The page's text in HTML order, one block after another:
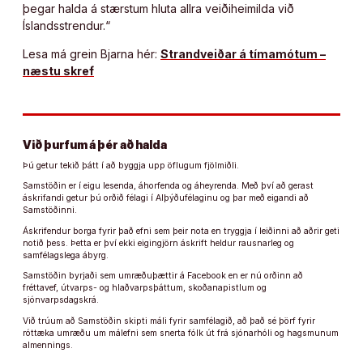
þegar halda á stærstum hluta allra veiðiheimilda við
Íslandsstrendur.“
Lesa má grein Bjarna hér: Strandveiðar á tímamótum –
næstu skref
Við þurfum á þér að halda
Þú getur tekið þátt í að byggja upp öflugum fjölmiðli.
Samstöðin er í eigu lesenda, áhorfenda og áheyrenda. Með því að gerast
áskrifandi getur þú orðið félagi í Alþýðufélaginu og þar með eigandi að
Samstöðinni.
Áskrifendur borga fyrir það efni sem þeir nota en tryggja í leiðinni að aðrir geti
notið þess. Þetta er því ekki eigingjörn áskrift heldur rausnarleg og
samfélagslega ábyrg.
Samstöðin byrjaði sem umræðuþættir á Facebook en er nú orðinn að
fréttavef, útvarps- og hlaðvarpsþáttum, skoðanapistlum og
sjónvarpsdagskrá.
Við trúum að Samstöðin skipti máli fyrir samfélagið, að það sé þörf fyrir
róttæka umræðu um málefni sem snerta fólk út frá sjónarhóli og hagsmunum
almennings.